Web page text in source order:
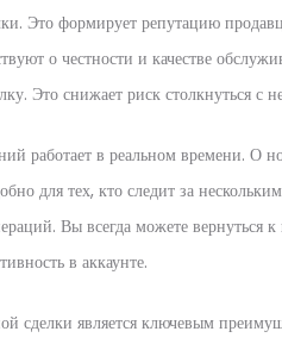
Это формирует репутацию
о честности и качестве
Это снижает риск столкнуться с
работает в реальном времени. О
для тех, кто следит за
Вы всегда можете
в аккаунте.
сделки является ключевым